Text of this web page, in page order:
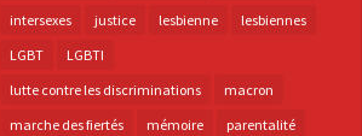
intersexes
justice lesbienne
lesbiennes
LGBT
LGBTI
lutte contre les discriminations
macron
marche des fiertés
mémoire
parentalité